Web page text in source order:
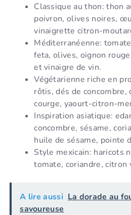
Classique au thon: thon
poivron, olives noires,
vinaigrette citron-
Méditerranéenne:
feta, olives, oignon
et vinaigre de vin.
Végétarienne riche en
rôtis, dés de concombre,
courge, yaourt-citron-
Inspiration asiatique:
concombre, sésame,
huile de sésame, pointe
Style mexicain: haricots
tomate, coriandre, citron
A lire aussi La dorade au
savoureuse